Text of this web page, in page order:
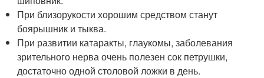
При близорукости хорошим средством станут
боярышник и тыква.
При развитии катаракты, глаукомы, заболевания
зрительного нерва очень полезен сок петрушки,
достаточно одной столовой ложки в день.